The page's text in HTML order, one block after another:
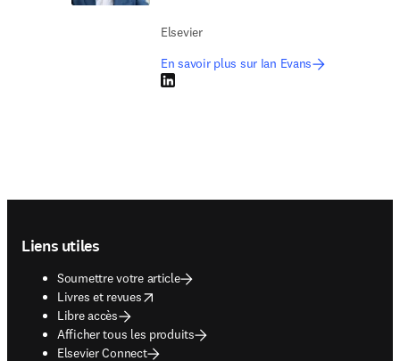
Elsevier
En savoir plus sur Ian Evans
LinkedIn S’ouvre dans une nouvelle fenêtre
Liens utiles
Soumettre votre article
Livres et revues
opens in new tab/window
Libre accès
Afficher tous les produits
Elsevier Connect